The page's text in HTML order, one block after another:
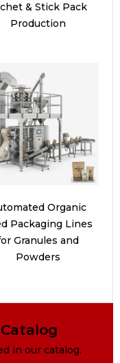
& Stick Pack
Production
Organic
Packaging Lines
Granules and
Powders
in our catalog.